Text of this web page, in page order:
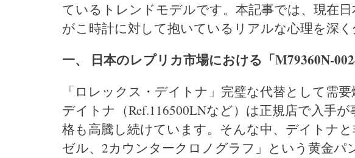
ているトレンドモデルです。本記事では、現在
がこ時計に対して抱いているリアルな心理を深く
一、 日本のレプリカ市場における「M79360N-
「ロレックス・デイトナ」完璧な代替として需
デイトナ（Ref.116500LNなど）は正規店で入手
格も高騰し続けています。そんな中、デイトナ
ゼル、2カウンタークロノグラフ」という黄金パ